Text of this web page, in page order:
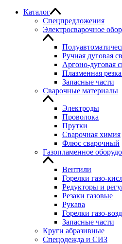
Каталог
Спецпредложения
Электросварочное
Ручная дуговая
Аргоно-дуговая
Плазменная
Запасные части
Сварочные материалы
Электроды
Проволока
Прутки
Сварочная химия
Флюс сварочный
Газопламенное
Вентили
Горелки газо-
Редукторы и
Резаки газовые
Рукава
Горелки газо-
Запасные части
Круги абразивные
Спецодежда и СИЗ